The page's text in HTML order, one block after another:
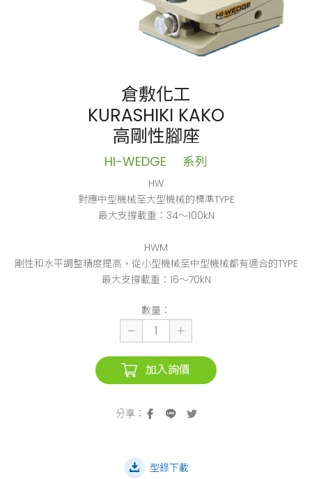
倉敷化工
KURASHIKI KAKO
高剛性腳座
HI-WEDGE 系列
HW
對應中型機械至大型機械的標準TYPE
最大支撐載重：34～100kN
HWM
剛性和水平調整精度提高，從小型機械至中型機械都有適合的TYPE
最大支撐載重：16～70kN
數量：
加入詢價
型錄下載